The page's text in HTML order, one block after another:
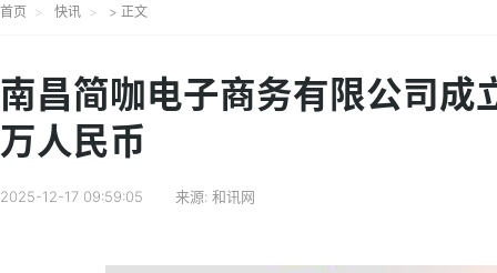
首页 快讯 > 正文
南昌简咖电子商务有限公司成
万人民币
2025-12-17 09:59:05 来源: 和讯网